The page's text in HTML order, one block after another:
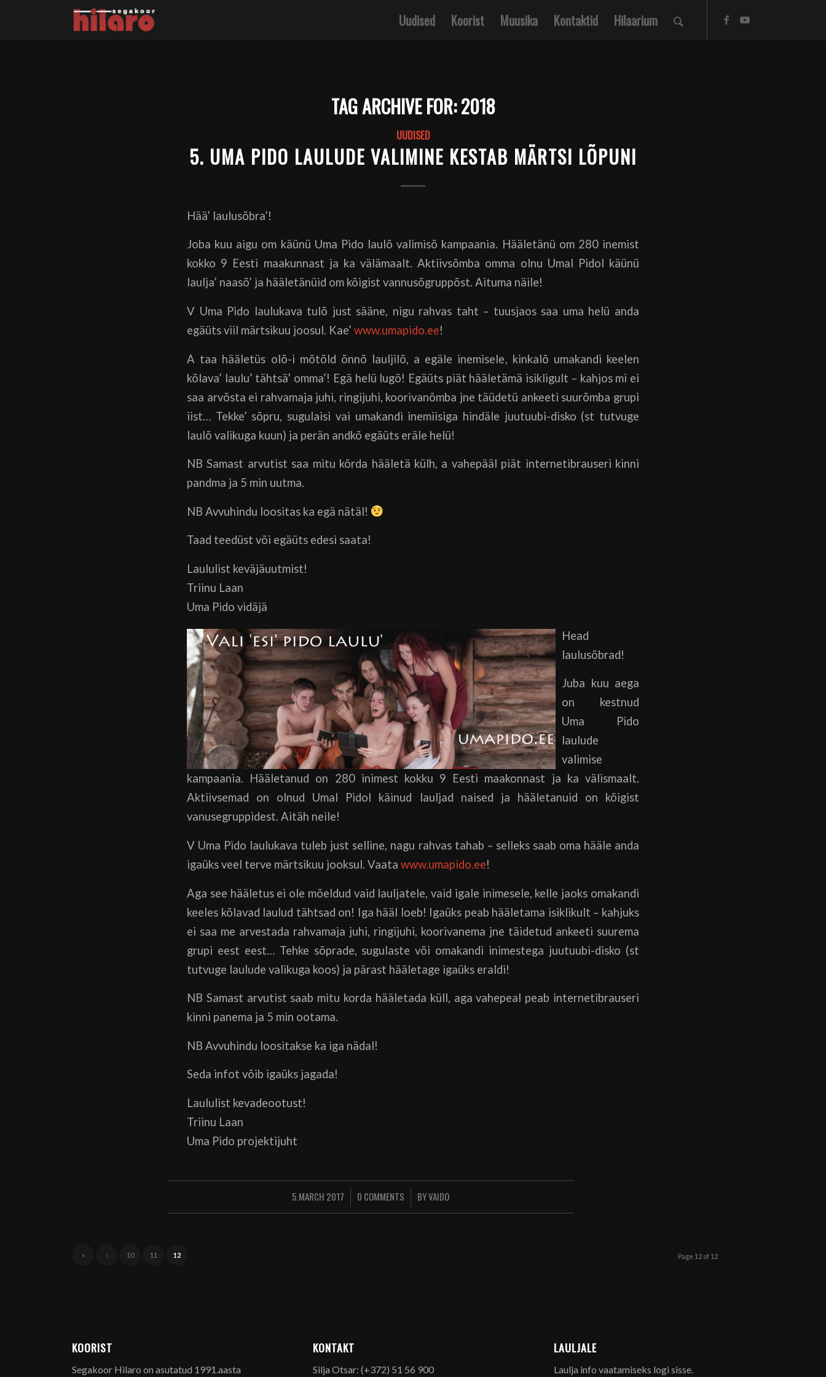
Uudised Koorist Muusika Kontaktid Hilaarium
TAG ARCHIVE FOR:2018
UUDISED
5. UMA PIDO LAULUDE VALIMINE KESTAB MÄRTSI LÕPUNI
Hää’ laulusõbra’!
Joba kuu aigu om käünü Uma Pido laulõ valimisõ kampaania. Hääletänü om 280 inemist
kokko 9 Eesti maakunnast ja ka välämaalt. Aktiivsõmba omma olnu Umal Pidol käünü
laulja’ naasõ’ ja hääletänüid om kõigist vannusõgruppõst. Aituma näile!
V Uma Pido laulukava tulõ just sääne, nigu rahvas taht – tuusjaos saa uma helü anda
egäüts viil märtsikuu joosul. Kae’ www.umapido.ee!
A taa hääletüs olõ-i mõtõld õnnõ lauljilõ, a egäle inemisele, kinkalõ umakandi keelen
kõlava’ laulu’ tähtsä’ omma’! Egä helü lugõ! Egäüts piät hääletämä isikligult – kahjos mi ei
saa arvõsta ei rahvamaja juhi, ringijuhi, koorivanõmba jne täüdetü ankeeti suurõmba grupi
iist… Tekke’ sõpru, sugulaisi vai umakandi inemiisiga hindäle juutuubi-disko (st tutvuge
laulõ valikuga kuun) ja perän andkõ egäüts eräle helü!
NB Samast arvutist saa mitu kõrda hääletä külh, a vahepääl piät internetibrauseri kinni
pandma ja 5 min uutma.
NB Avvuhindu loositas ka egä nätäl!
Taad teedüst või egäüts edesi saata!
Laululist keväjäuutmist!
Triinu Laan
Uma Pido vidäjä
Head
laulusõbrad!
Juba kuu aega
on kestnud
Uma Pido
laulude
valimise
kampaania. Hääletanud on 280 inimest kokku 9 Eesti maakonnast ja ka välismaalt.
Aktiivsemad on olnud Umal Pidol käinud lauljad naised ja hääletanuid on kõigist
vanusegruppidest. Aitäh neile!
V Uma Pido laulukava tuleb just selline, nagu rahvas tahab – selleks saab oma hääle anda
igaüks veel terve märtsikuu jooksul. Vaata www.umapido.ee!
Aga see hääletus ei ole mõeldud vaid lauljatele, vaid igale inimesele, kelle jaoks omakandi
keeles kõlavad laulud tähtsad on! Iga hääl loeb! Igaüks peab hääletama isiklikult – kahjuks
ei saa me arvestada rahvamaja juhi, ringijuhi, koorivanema jne täidetud ankeeti suurema
grupi eest eest… Tehke sõprade, sugulaste või omakandi inimestega juutuubi-disko (st
tutvuge laulude valikuga koos) ja pärast hääletage igaüks eraldi!
NB Samast arvutist saab mitu korda hääletada küll, aga vahepeal peab internetibrauseri
kinni panema ja 5 min ootama.
NB Avvuhindu loositakse ka iga nädal!
Seda infot võib igaüks jagada!
Laululist kevadeootust!
Triinu Laan
Uma Pido projektijuht
5.MARCH 2017
/ 0 COMMENTS
/ BYVAIDO
Page 12 of 12
« ‹ 10 11 12
KOORIST
Segakoor Hilaro on asutatud 1991.aasta
KONTAKT
Silja Otsar: (+372) 51 56 900
LAULJALE
Laulja info vaatamiseks logi sisse.